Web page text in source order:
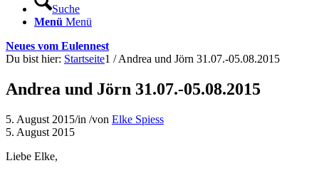
Suche
Menü Menü
Neues vom Eulennest
Du bist hier: Startseite1 / Andrea und Jörn 31.07.-05.08.2015
Andrea und Jörn 31.07.-05.08.2015
5. August 2015/in /von Elke Spiess
5. August 2015
Liebe Elke,